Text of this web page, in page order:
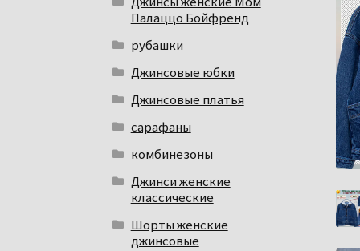
Палаццо Бойфренд
рубашки
Джинсовые юбки
Джинсовые платья
сарафаны
комбинезоны
Джинси женские
классические
Шорты женские
джинсовые